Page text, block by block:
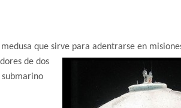
que sirve para adentrarse en
de dos
submarino